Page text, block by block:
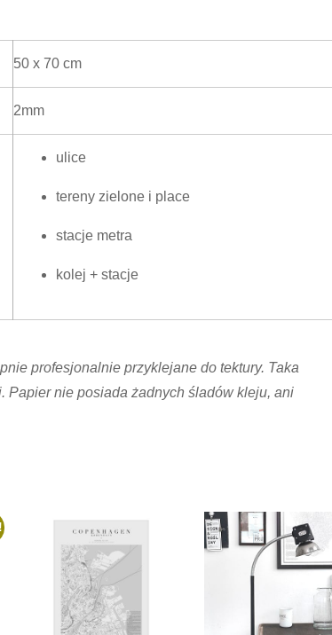
50 x 70 cm
2mm
ulice
tereny zielone i place
stacje metra
kolej + stacje
profesjonalnie przyklejane do tektury. Taka
nie posiada żadnych śladów kleju, ani